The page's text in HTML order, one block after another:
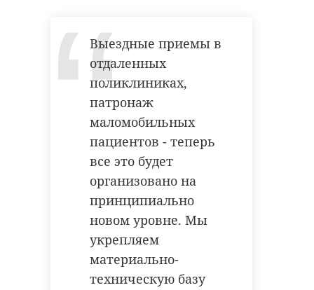
Выездные приемы в
отдаленных
поликлиниках,
патронаж
маломобильных
пациентов - теперь
все это будет
организовано на
принципиально
новом уровне. Мы
укрепляем
материально-
техническую базу